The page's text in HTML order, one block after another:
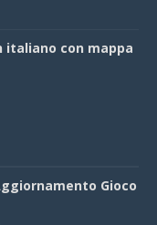
italiano con mappa
Gioco